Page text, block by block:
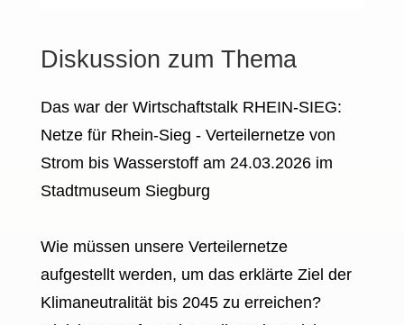
Diskussion zum Thema
Das war der Wirtschaftstalk RHEIN-SIEG:
Netze für Rhein-Sieg - Verteilernetze von
Strom bis Wasserstoff am 24.03.2026 im
Stadtmuseum Siegburg
Wie müssen unsere Verteilernetze
aufgestellt werden, um das erklärte Ziel der
Klimaneutralität bis 2045 zu erreichen?